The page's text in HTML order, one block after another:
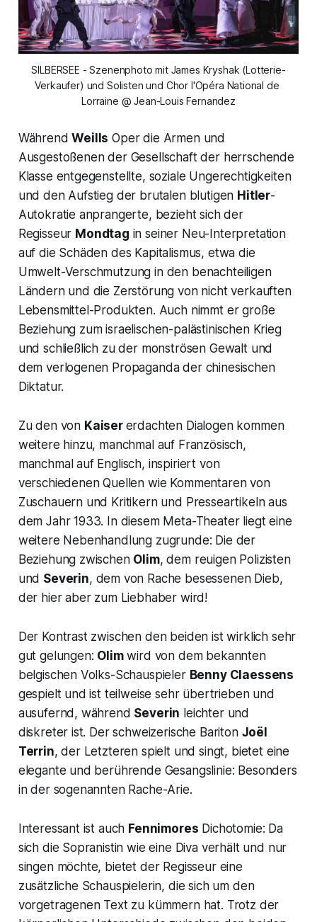
SILBERSEE - Szenenphoto mit James Kryshak (Lotterie-
Verkaufer) und Solisten und Chor l'Opéra National de
Lorraine @ Jean-Louis Fernandez
WährendWeills Oper die Armen und
Ausgestoßenen der Gesellschaft der herrschende
Klasse entgegenstellte, soziale Ungerechtigkeiten
und den Aufstieg der brutalen blutigen Hitler-
Autokratie anprangerte, bezieht sich der
Regisseur Mondtag in seiner Neu-Interpretation
auf die Schäden des Kapitalismus, etwa die
Umwelt-Verschmutzung in den benachteiligen
Ländern und die Zerstörung von nicht verkauften
Lebensmittel-Produkten. Auch nimmt er große
Beziehung zum israelischen-palästinischen Krieg
und schließlich zu der monströsen Gewalt und
dem verlogenen Propaganda der chinesischen
Diktatur.
Zu den von Kaiser erdachten Dialogen kommen
weitere hinzu, manchmal auf Französisch,
manchmal auf Englisch, inspiriert von
verschiedenen Quellen wie Kommentaren von
Zuschauern und Kritikern und Presseartikeln aus
dem Jahr 1933. In diesem Meta-Theater liegt eine
weitere Nebenhandlung zugrunde: Die der
Beziehung zwischen Olim, dem reuigen Polizisten
und Severin, dem von Rache besessenen Dieb,
der hier aber zum Liebhaber wird!
Der Kontrast zwischen den beiden ist wirklich sehr
gut gelungen: Olimwird von dem bekannten
belgischen Volks-Schauspieler Benny Claessens
gespielt und ist teilweise sehr übertrieben und
ausufernd, während Severin leichter und
diskreter ist. Der schweizerische Bariton Joël
Terrin, der Letzteren spielt und singt, bietet eine
elegante und berührende Gesangslinie: Besonders
in der sogenannten Rache-Arie.
Interessant ist auch Fennimores Dichotomie: Da
sich die Sopranistin wie eine Diva verhält und nur
singen möchte, bietet der Regisseur eine
zusätzliche Schauspielerin, die sich um den
vorgetragenen Text zu kümmern hat. Trotz der